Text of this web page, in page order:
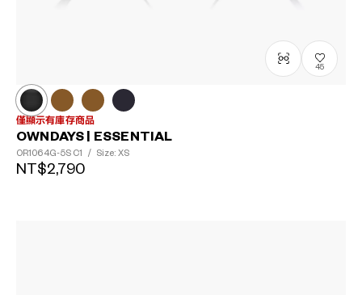
45
僅顯示有庫存商品
OWNDAYS | ESSENTIAL
OR1064G-5S C1 / Size: XS
NT$2,790